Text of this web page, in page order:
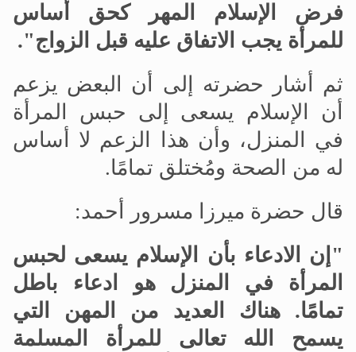
فرض الإسلام المهر كحق أساس
للمرأة يجب الاتفاق عليه قبل الزواج".
ثم أشار حضرته إلى أن البعض يزعم
أن الإسلام يسعى إلى حبس المرأة
في المنزل، وأن هذا الزعم لا أساس
له من الصحة ومُختلق تمامًا.
قال حضرة ميرزا مسرور أحمد:
"إن الادعاء بأن الإسلام يسعى لحبس
المرأة في المنزل هو ادعاء باطل
تمامًا.
هناك العديد من المهن التي
يسمح الله تعالى للمرأة المسلمة